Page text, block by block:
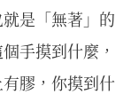
是「無著」的
手摸到什麼，
膠，你摸到什